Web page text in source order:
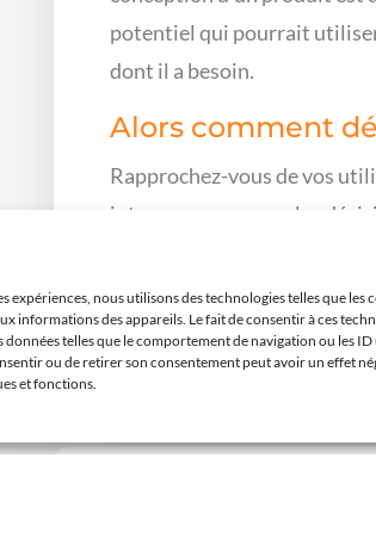
expériences, nous utilisons des technologies telles que les
informations des appareils. Le fait de consentir à ces
telles que le comportement de navigation ou les ID
ou de retirer son consentement peut avoir un effet
et fonctions.
potentiel qui pourrait utiliser
dont il a besoin.
Alors comment
Rapprochez-vous de vos
interrogez-vous sur les
alors soyez attentifs !